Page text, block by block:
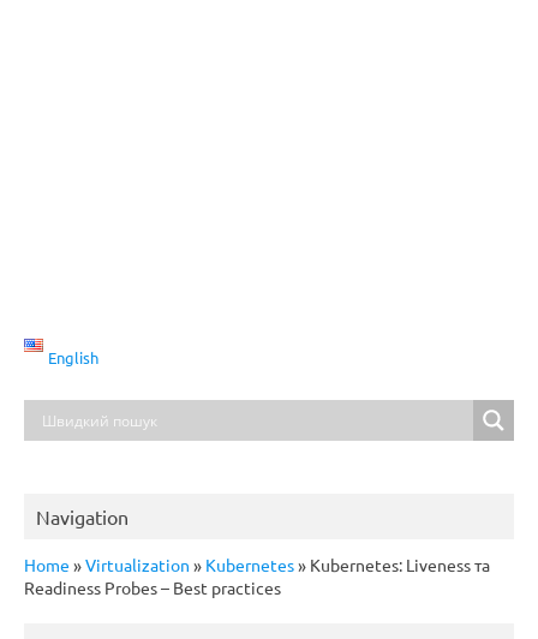
English
Navigation
Home »Virtualization » Kubernetes» Kubernetes: Liveness та
Readiness Probes – Best practices